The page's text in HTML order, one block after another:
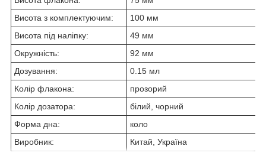
Висота з комплектуючим:
100 мм
Висота під наліпку:
49 мм
Окружність:
92 мм
Дозування:
0.15 мл
Колір флакона:
прозорий
Колір дозатора:
білий, чорний
Форма дна:
коло
Виробник:
Китай, Україна